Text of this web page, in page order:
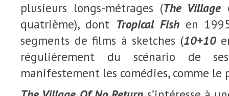
plusieurs longs-métrages (The Village
quatrième), dont Tropical Fishen
segments de films à sketches (10+10
régulièrement du scénario de
manifestement les comédies, comme le